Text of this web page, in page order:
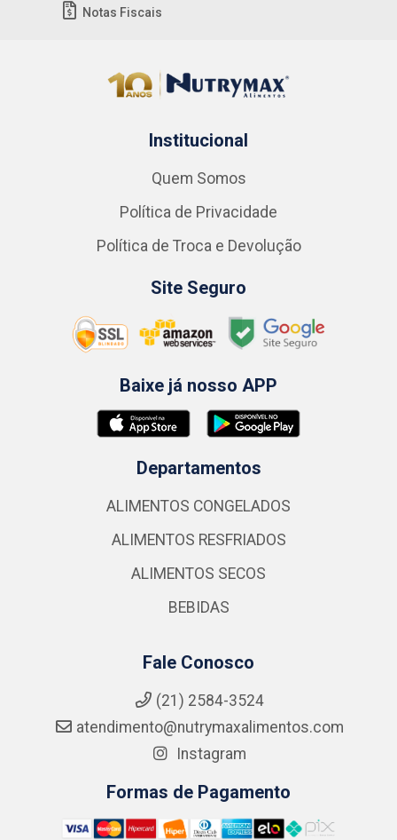
Notas Fiscais
Institucional
Quem Somos
Política de Privacidade
Política de Troca e Devolução
Site Seguro
Baixe já nosso APP
Departamentos
ALIMENTOS CONGELADOS
ALIMENTOS RESFRIADOS
ALIMENTOS SECOS
BEBIDAS
Fale Conosco
(21) 2584-3524
atendimento@nutrymaxalimentos.com
Instagram
Formas de Pagamento